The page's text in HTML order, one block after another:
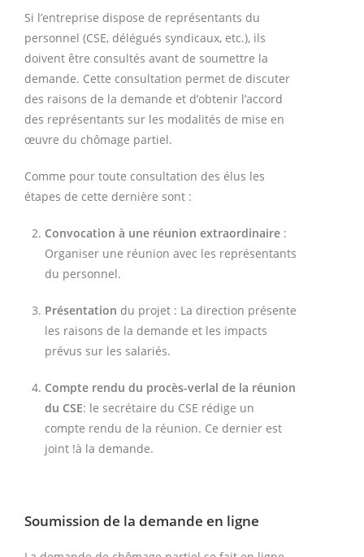
Si l’entreprise dispose de représentants du
personnel (CSE, délégués syndicaux, etc.), ils
doivent être consultés avant de soumettre la
demande. Cette consultation permet de discuter
des raisons de la demande et d’obtenir l’accord
des représentants sur les modalités de mise en
œuvre du chômage partiel.
Comme pour toute consultation des élus les
étapes de cette dernière sont :
Convocation à une réunion extraordinaire :
Organiser une réunion avec les représentants
du personnel.
Présentation du projet : La direction présente
les raisons de la demande et les impacts
prévus sur les salariés.
Compte rendu du procès-verlal de la réunion
du CSE: le secrétaire du CSE rédige un
compte rendu de la réunion. Ce dernier est
joint !à la demande.
Soumission de la demande en ligne